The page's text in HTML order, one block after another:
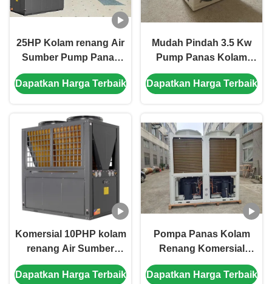
25HP Kolam renang Air
Sumber Pump Panas
Efisiensi Tinggi 21.37kw
Dapatkan Harga Terbaik
Mudah Pindah 3.5 Kw
Pump Panas Kolam
Renang Mini Air Source
Pump Panas
Dapatkan Harga Terbaik
Komersial 10PHP kolam
renang Air Sumber
Pump Panas Produsen
Dapatkan Harga Terbaik
Pompa Panas Kolam
Renang Komersial
Besar 50HP ramah
lingkungan
Dapatkan Harga Terbaik